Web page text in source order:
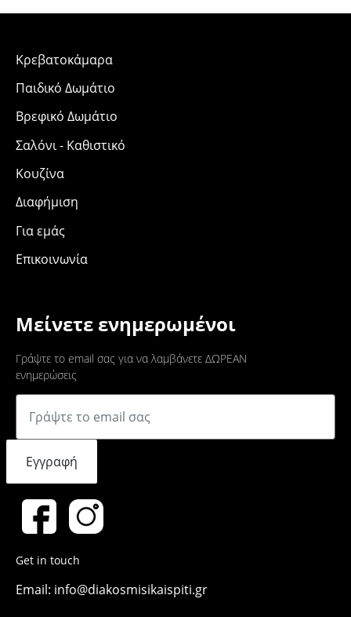
Μείνετε ενημερωμένοι
Γράψτε το email σας για να λαμβάνετε ΔΩΡΕΑΝ
ενημερώσεις
Εγγραφή
Get in touch
Email: info@diakosmisikaispiti.gr
Κρεβατοκάμαρα
Παιδικό Δωμάτιο
Βρεφικό Δωμάτιο
Σαλόνι - Καθιστικό
Κουζίνα
Διαφήμιση
Για εμάς
Επικοινωνία